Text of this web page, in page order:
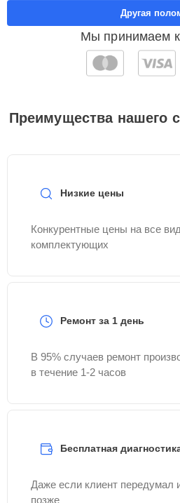
Мы принимаем
Другая
Преимущества нашего
Низкие цены
Конкурентные цены на все
комплектующих
Ремонт за 1 день
В 95% случаев ремонт
в течение 1-2 часов
Бесплатная
Даже если клиент передумал
позже